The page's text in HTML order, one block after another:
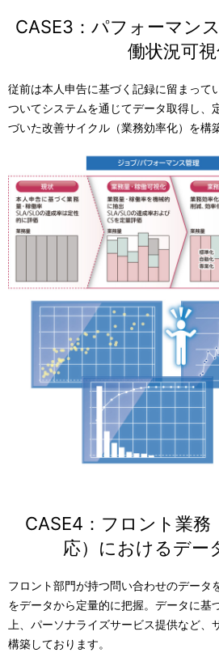
CASE3：パフォーマン
働状況可
従前は本人申告に基づく記録に留まって
ついてシステムを通じてデータ取得し、
づいた改善サイクル（業務効率化）を構
CASE4：フロント業務
応）におけるデー
フロント部門が持つ問い合わせのデータ
をデータから定量的に把握。データに基
上、パーソナライズサービス提供など、
構築しております。